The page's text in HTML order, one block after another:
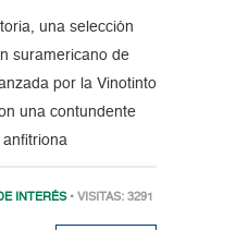
una selección
suramericano de
por la Vinotinto
una contundente
INTERÉS • VISITAS: 3291